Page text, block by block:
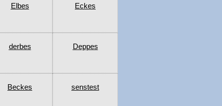
Elbes Eckes
derbes Deppes
Beckes senstest